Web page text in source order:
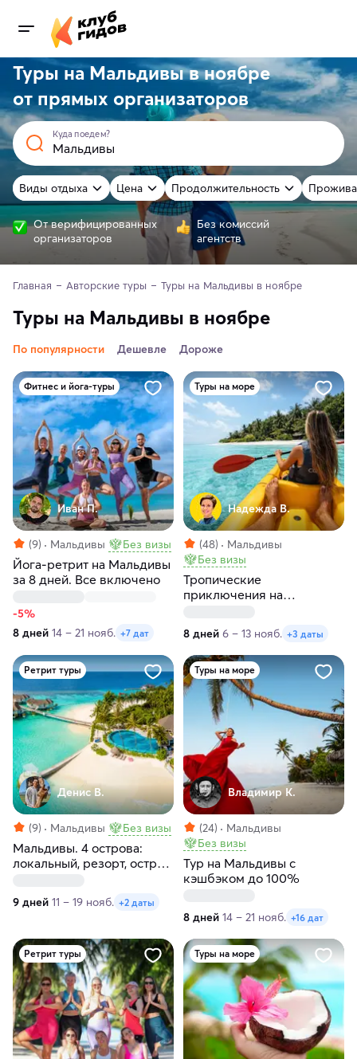
Туры на Мальдивы в ноябре
от прямых организаторов
Куда поедем?
Виды отдыха Цена Продолжительность
От верифицированных
организаторов
Без комиссий
агентств
Главная Авторские туры Туры на Мальдивы в ноябре
Туры на Мальдивы в ноябре
По популярности Дешевле Дороже
Фитнес и йога-туры
Иван П.
(9) Мальдивы Без визы
Йога-ретрит на Мальдивы
за 8 дней. Все включено
-5%
8 дней 14 – 21 нояб. +7 дат
Туры на море
Надежда В.
(48)
Мальдивы
Без визы
Тропические
приключения на
8 дней 6 – 13 нояб. +3 даты
Ретрит туры
Денис В.
(9) Мальдивы Без визы
Мальдивы. 4 острова:
локальный, резорт, остров
9 дней 11 – 19 нояб. +2 даты
Туры на море
Владимир К.
(24)
Мальдивы
Без визы
Тур на Мальдивы с
кэшбэком до 100%
8 дней 14 – 21 нояб. +16 дат
Ретрит туры Туры на море